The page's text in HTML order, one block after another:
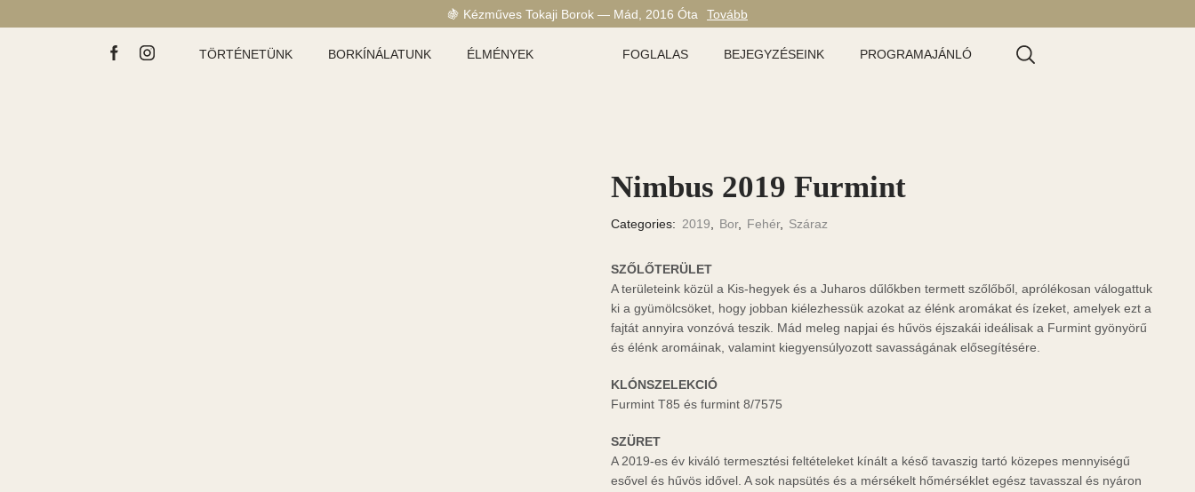
🍇 Kézműves Tokaji Borok — Mád, 2016 Óta Tovább
TÖRTÉNETÜNK BORKÍNÁLATUNK ÉLMÉNYEK FOGLALAS BEJEGYZÉSEINK PROGRAMAJÁNLÓ
Nimbus 2019 Furmint
Categories: 2019 Bor, Fehér, Száraz
SZŐLŐTERÜLET
A területeink közül a Kis-hegyek és a Juharos dűlőkben termett szőlőből, aprólékosan válogattuk
ki a gyümölcsöket, hogy jobban kiélezhessük azokat az élénk aromákat és ízeket, amelyek ezt a
fajtát annyira vonzóvá teszik. Mád meleg napjai és hűvös éjszakái ideálisak a Furmint gyönyörű
és élénk aromáinak, valamint kiegyensúlyozott savasságának elősegítésére.
KLÓNSZELEKCIÓ
Furmint T85 és furmint 8/7575
SZÜRET
A 2019-es év kiváló termesztési feltételeket kínált a késő tavaszig tartó közepes mennyiségű
esővel és hűvös idővel. A sok napsütés és a mérsékelt hőmérséklet egész tavasszal és nyáron